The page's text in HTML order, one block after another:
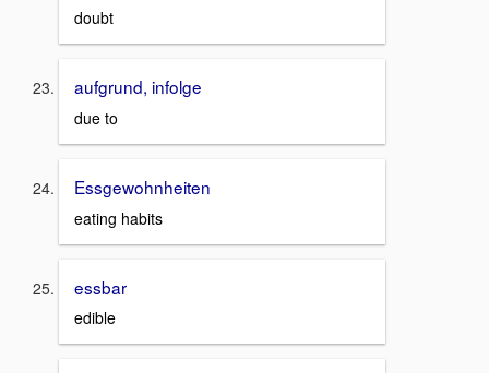
doubt
aufgrund, infolge
due to
Essgewohnheiten
eating habits
essbar
edible